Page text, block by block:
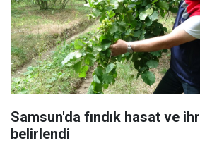
Samsun'da fındık hasat ve
belirlendi